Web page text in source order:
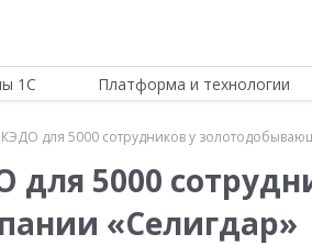
1С Платформа и технологии
КЭДО для 5000 сотрудников у
5000
«Селигдар»